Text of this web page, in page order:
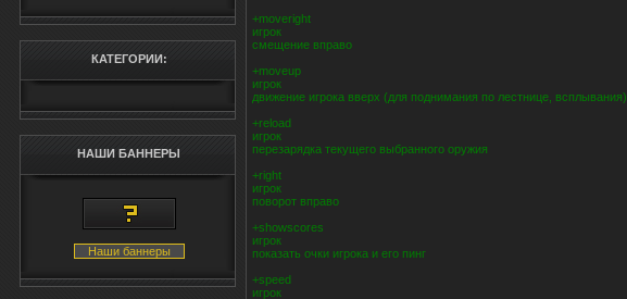
КАТЕГОРИИ:
НАШИ БАННЕРЫ
Наши баннеры
+moveright
игрок
смещение вправо
+moveup
игрок
движение игрока вверх (для поднимания по лестнице, всплывания)
+reload
игрок
перезарядка текущего выбранного оружия
+right
игрок
поворот вправо
+showscores
игрок
показать очки игрока и его пинг
+speed
игрок